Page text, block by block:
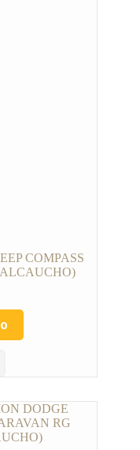
COMPASS